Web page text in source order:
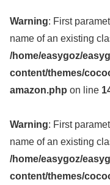
Warning: First
name of an existing
/home/easygoz/
content/themes/
amazon.php on line
Warning: First
name of an existing
/home/easygoz/
content/themes/